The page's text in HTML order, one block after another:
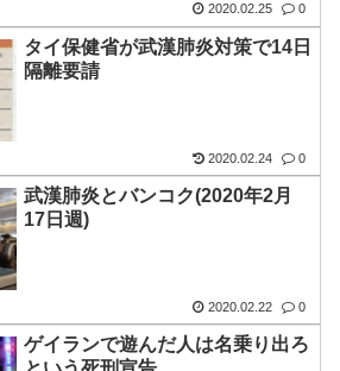
2020.02.25 0
タイ保健省が武漢肺炎対策で14日
隔離要請
2020.02.24 0
武漢肺炎とバンコク(2020年2月
17日週)
2020.02.22 0
ゲイランで遊んだ人は名乗り出ろ